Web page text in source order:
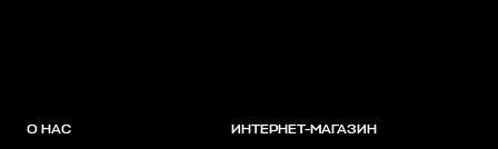
О НАС ИНТЕРНЕТ-МАГАЗИН